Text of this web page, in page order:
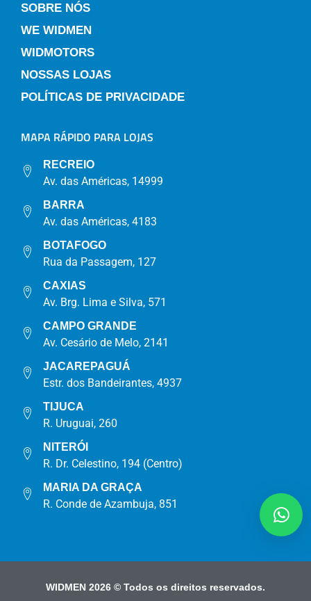
SOBRE NÓS
WE WIDMEN
WIDMOTORS
NOSSAS LOJAS
POLÍTICAS DE PRIVACIDADE
MAPA RÁPIDO PARA LOJAS
RECREIO
Av. das Américas, 14999
BARRA
Av. das Américas, 4183
BOTAFOGO
Rua da Passagem, 127
CAXIAS
Av. Brg. Lima e Silva, 571
CAMPO GRANDE
Av. Cesário de Melo, 2141
JACAREPAGUÁ
Estr. dos Bandeirantes, 4937
TIJUCA
R. Uruguai, 260
NITERÓI
R. Dr. Celestino, 194 (Centro)
MARIA DA GRAÇA
R. Conde de Azambuja, 851
WIDMEN 2026 © Todos os direitos reservados.